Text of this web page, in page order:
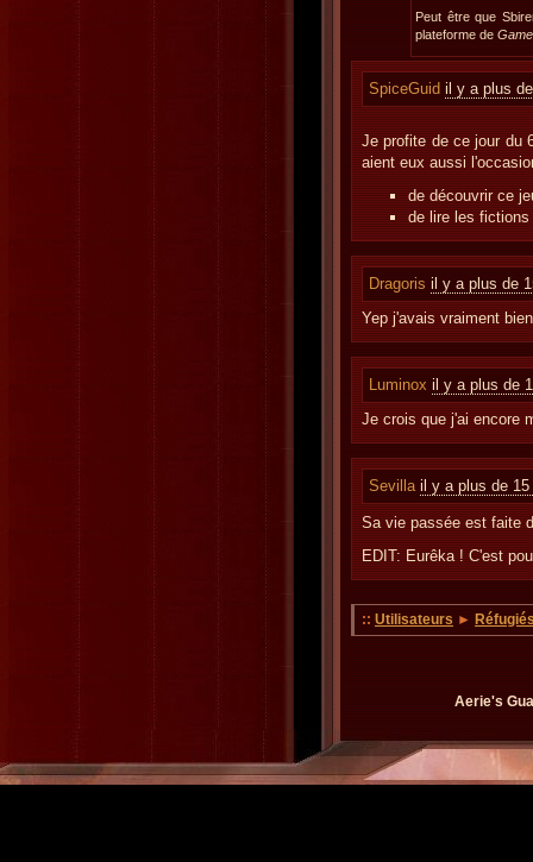
Peut être que
plateforme de
SpiceGuid il y a plus
Je profite de ce jour du
aient eux aussi
de découvrir ce
de lire les
Dragoris il y a plus de
Yep j'avais vraiment
Luminox il y a plus de
Je crois que j'ai encore
Sevilla il y a plus de 15
Sa vie passée est faite
EDIT: Eurêka ! C'est
:: Utilisateurs ►
Aerie's